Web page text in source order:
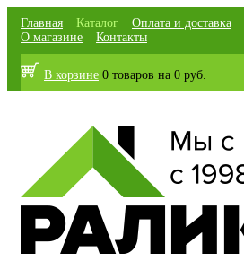
Главная Каталог Оплата и доставка
О магазине
Контакты
В корзине 0 товаров на 0 руб.